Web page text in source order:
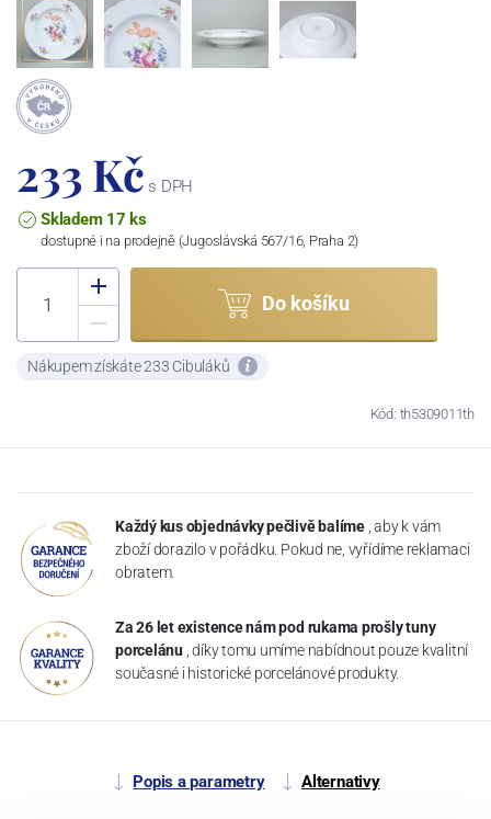
233 Kč s DPH
Skladem 17 ks
dostupné i na prodejně (Jugoslávská 567/16, Praha 2)
Do košíku
Nákupem získáte 233 Cibuláků
Kód: th5309011th
Každý kus objednávky pečlivě balíme , aby k vám
zboží dorazilo v pořádku. Pokud ne, vyřídíme reklamaci
obratem.
Za 26 let existence nám pod rukama prošly tuny
porcelánu , díky tomu umíme nabídnout pouze kvalitní
současné i historické porcelánové produkty.
Popis a parametry Alternativy